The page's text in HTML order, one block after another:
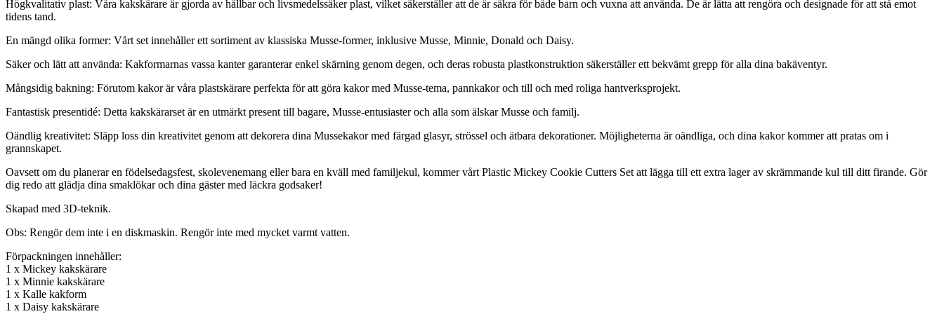
Högkvalitativ plast: Våra kakskärare är gjorda av hållbar och livsmedelssäker plast, vilket säkerställer att de är säkra för både barn och vuxna att använda. De är lätta att rengöra och designade för att stå emot
tidens tand.
En mängd olika former: Vårt set innehåller ett sortiment av klassiska Musse-former, inklusive Musse, Minnie, Donald och Daisy.
Säker och lätt att använda: Kakformarnas vassa kanter garanterar enkel skärning genom degen, och deras robusta plastkonstruktion säkerställer ett bekvämt grepp för alla dina bakäventyr.
Mångsidig bakning: Förutom kakor är våra plastskärare perfekta för att göra kakor med Musse-tema, pannkakor och till och med roliga hantverksprojekt.
Fantastisk presentidé: Detta kakskärarset är en utmärkt present till bagare, Musse-entusiaster och alla som älskar Musse och familj.
Oändlig kreativitet: Släpp loss din kreativitet genom att dekorera dina Mussekakor med färgad glasyr, strössel och ätbara dekorationer. Möjligheterna är oändliga, och dina kakor kommer att pratas om i
grannskapet.
Oavsett om du planerar en födelsedagsfest, skolevenemang eller bara en kväll med familjekul, kommer vårt Plastic Mickey Cookie Cutters Set att lägga till ett extra lager av skrämmande kul till ditt firande. Gör
dig redo att glädja dina smaklökar och dina gäster med läckra godsaker!
Skapad med 3D-teknik.
Obs: Rengör dem inte i en diskmaskin. Rengör inte med mycket varmt vatten.
Förpackningen innehåller:
1 x Mickey kakskärare
1 x Minnie kakskärare
1 x Kalle kakform
1 x Daisy kakskärare